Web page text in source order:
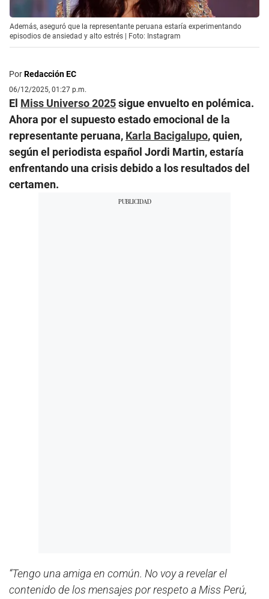
Además, aseguró que la representante peruana estaría experimentando
episodios de ansiedad y alto estrés | Foto: Instagram
PorRedacción EC
06/12/2025, 01:27 p.m.
El Miss Universo 2025sigue envuelto en polémica.
Ahora por el supuesto estado emocional de la
representante peruana, Karla Bacigalupo, quien,
según el periodista español Jordi Martin, estaría
enfrentando una crisis debido a los resultados del
certamen.
“Tengo una amiga en común. No voy a revelar el
contenido de los mensajes por respeto a Miss Perú,